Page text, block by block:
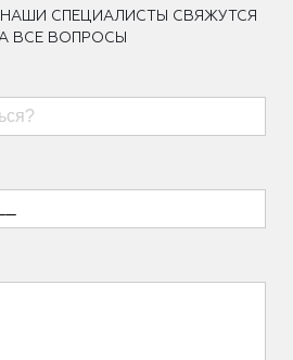
НАШИ СПЕЦИАЛИСТЫ СВЯЖУТСЯ
ВСЕ ВОПРОСЫ